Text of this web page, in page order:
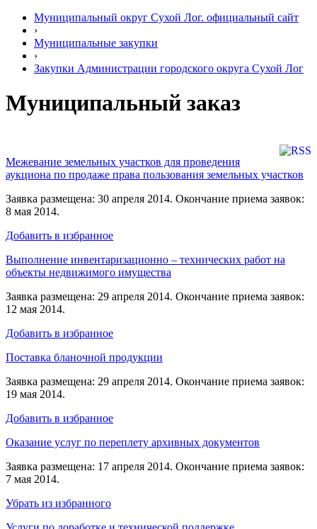
Муниципальный округ Сухой Лог. официальный сайт
›
Муниципальные закупки
›
Закупки Администрации городского округа Сухой Лог
Муниципальный заказ
Межевание земельных участков для проведения
аукциона по продаже права пользования земельных участков
Заявка размещена: 30 апреля 2014. Окончание приема заявок:
8 мая 2014.
Добавить в избранное
Выполнение инвентаризационно – технических работ на
объекты недвижимого имущества
Заявка размещена: 29 апреля 2014. Окончание приема заявок:
12 мая 2014.
Добавить в избранное
Поставка бланочной продукции
Заявка размещена: 29 апреля 2014. Окончание приема заявок:
19 мая 2014.
Добавить в избранное
Оказание услуг по переплету архивных документов
Заявка размещена: 17 апреля 2014. Окончание приема заявок:
7 мая 2014.
Убрать из избранного